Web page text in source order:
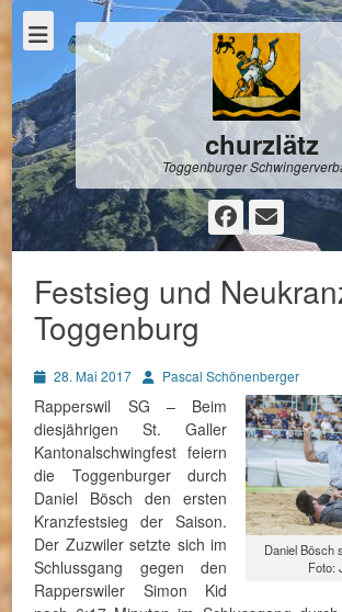
churzlätz
Toggenburger
E-
Mail
Festsieg und
Toggenburg
Posted28. Mai 2017 AutorPascal Schönenberger
Daniel Bösch
Foto:
Rapperswil SG – Beim
diesjährigen St. Galler
Kantonalschwingfest feiern
die Toggenburger durch
Daniel Bösch den ersten
Kranzfestsieg der Saison.
Der Zuzwiler setzte sich im
Schlussgang gegen den
Rapperswiler Simon Kid